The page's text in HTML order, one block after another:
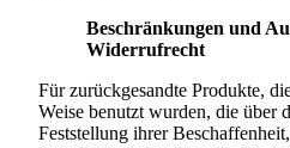
Beschränkungen und
Widerrufrecht
Für zurückgesandte Produkte,
Weise benutzt wurden, die über
Feststellung ihrer